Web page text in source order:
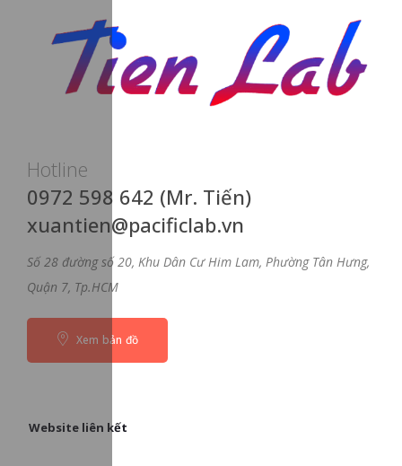
Hotline
0972 598 642 (Mr. Tiến)
xuantien@pacificlab.vn
Số 28 đường số 20, Khu Dân Cư Him Lam, Phường Tân Hưng,
Quận 7, Tp.HCM
Xem bản đồ
Website liên kết